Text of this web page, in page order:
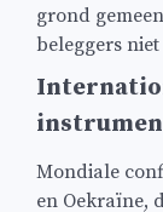
grond
beleggers
Mondiale
en Oekraïne,